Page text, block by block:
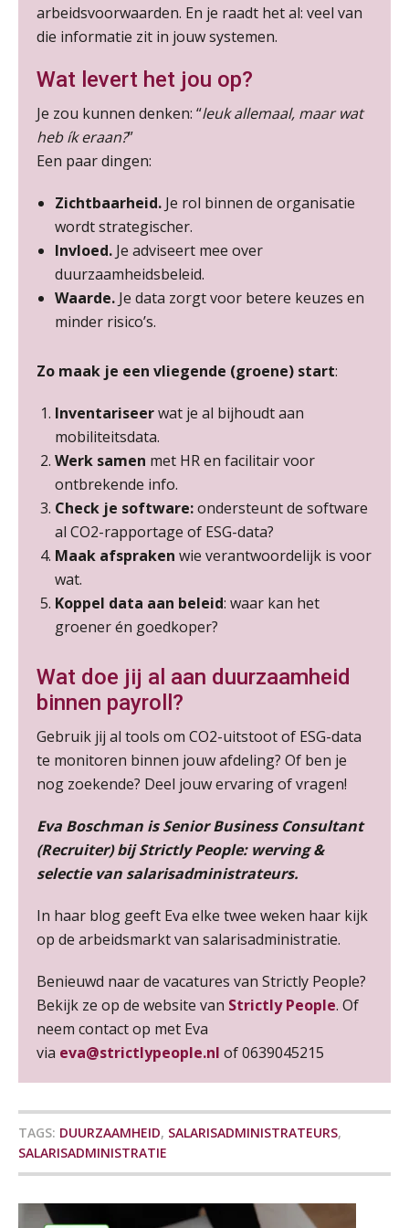
arbeidsvoorwaarden. En je raadt het al: veel van
die informatie zit in jouw systemen.
Wat levert het jou op?
Je zou kunnen denken: “leuk allemaal, maar wat
heb ík eraan?”
Een paar dingen:
Zichtbaarheid. Je rol binnen de organisatie
wordt strategischer.
Invloed. Je adviseert mee over
duurzaamheidsbeleid.
Waarde. Je data zorgt voor betere keuzes en
minder risico’s.
Zo maak je een vliegende (groene) start:
Inventariseerwat je al bijhoudt aan
mobiliteitsdata.
Werk samen met HR en facilitair voor
ontbrekende info.
Check je software:ondersteunt de software
al CO2-rapportage of ESG-data?
Maak afspraken wie verantwoordelijk is voor
wat.
Koppel data aan beleid: waar kan het
groener én goedkoper?
Wat doe jij al aan duurzaamheid
binnen payroll?
Gebruik jij al tools om CO2-uitstoot of ESG-data
te monitoren binnen jouw afdeling? Of ben je
nog zoekende? Deel jouw ervaring of vragen!
Eva Boschman is Senior Business Consultant
(Recruiter) bij Strictly People: werving &
selectie van salarisadministrateurs.
In haar blog geeft Eva elke twee weken haar kijk
op de arbeidsmarkt van salarisadministratie.
Benieuwd naar de vacatures van Strictly People?
Bekijk ze op de website van Strictly People. Of
neem contact op met Eva
via eva@strictlypeople.nl of 0639045215
TAGS: DUURZAAMHEID, SALARISADMINISTRATEURS,
SALARISADMINISTRATIE
De mensen achter de loonstrook: in
Je helpt klanten met hun
die van jouzelf?
Onterechte transitievergoeding
terugbetaald krijgen
AUG
MOCuitgevers
28
AUG
MOCuitgevers
28
AUG
Opfriscursus VPS (NIRPA PE)
Markus Verbeek Praehep
AUG
Praktijkdiploma Loonadministratie (PDL®)
Markus Verbeek Praehep
01
SEP
MOCuitgevers
SEP
MOCuitgevers
07
SEP
MOCuitgevers
08
SEP
Online Excel training voor de salarisadministrateur (verdieping)
MOCuitgevers
08
SEP
MOCuitgevers
SEP
MOCuitgevers
SEP
MOCuitgevers
SEP
Training Grenzen aangeven met zelfvertrouwen en respect
MOCuitgevers
17
17
Praktijkdiploma loonadministratie (PDL)
17
SEP
Cursus Samen sterk: efficiënte samenwerking tussen HR en salarisadministratie
MOCuitgevers
SEP
Pensioen voor de salarisprofessional: ontdek welke verdieping bij jou past
MOCuitgevers